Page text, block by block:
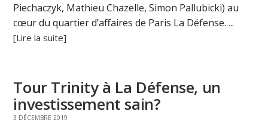
Piechaczyk, Mathieu Chazelle, Simon Pallubicki) au
cœur du quartier d’affaires de Paris La Défense. ...
[Lire la suite]
Tour Trinity à La Défense, un
investissement sain?
3 DÉCEMBRE 2019